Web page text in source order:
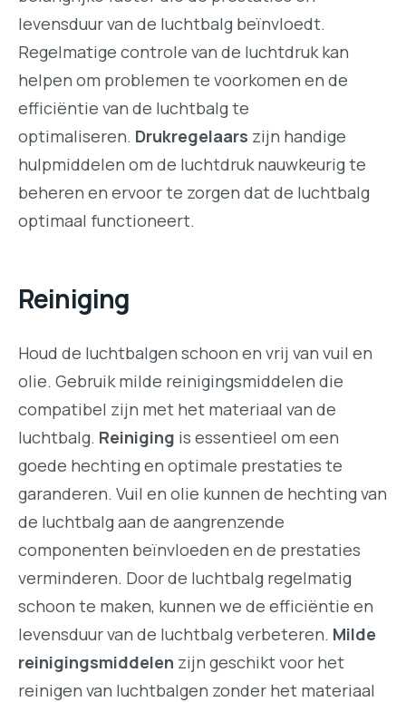
levensduur van de luchtbalg beïnvloedt.
Regelmatige controle van de luchtdruk kan
helpen om problemen te voorkomen en de
efficiëntie van de luchtbalg te
optimaliseren. Drukregelaars zijn handige
hulpmiddelen om de luchtdruk nauwkeurig te
beheren en ervoor te zorgen dat de luchtbalg
optimaal functioneert.
Reiniging
Houd de luchtbalgen schoon en vrij van vuil en
olie. Gebruik milde reinigingsmiddelen die
compatibel zijn met het materiaal van de
luchtbalg. Reiniging is essentieel om een
goede hechting en optimale prestaties te
garanderen. Vuil en olie kunnen de hechting van
de luchtbalg aan de aangrenzende
componenten beïnvloeden en de prestaties
verminderen. Door de luchtbalg regelmatig
schoon te maken, kunnen we de efficiëntie en
levensduur van de luchtbalg verbeteren. Milde
reinigingsmiddelen zijn geschikt voor het
reinigen van luchtbalgen zonder het materiaal